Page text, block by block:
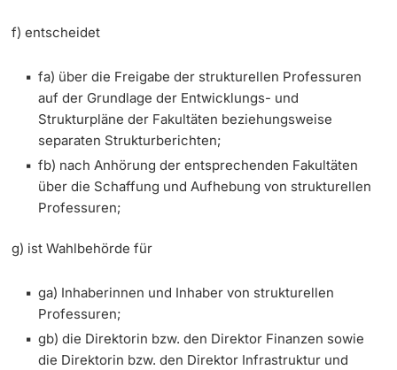
f) entscheidet
fa) über die Freigabe der strukturellen Professuren
auf der Grundlage der Entwicklungs- und
Strukturpläne der Fakultäten beziehungsweise
separaten Strukturberichten;
fb) nach Anhörung der entsprechenden Fakultäten
über die Schaffung und Aufhebung von strukturellen
Professuren;
g) ist Wahlbehörde für
ga) Inhaberinnen und Inhaber von strukturellen
Professuren;
gb) die Direktorin bzw. den Direktor Finanzen sowie
die Direktorin bzw. den Direktor Infrastruktur und